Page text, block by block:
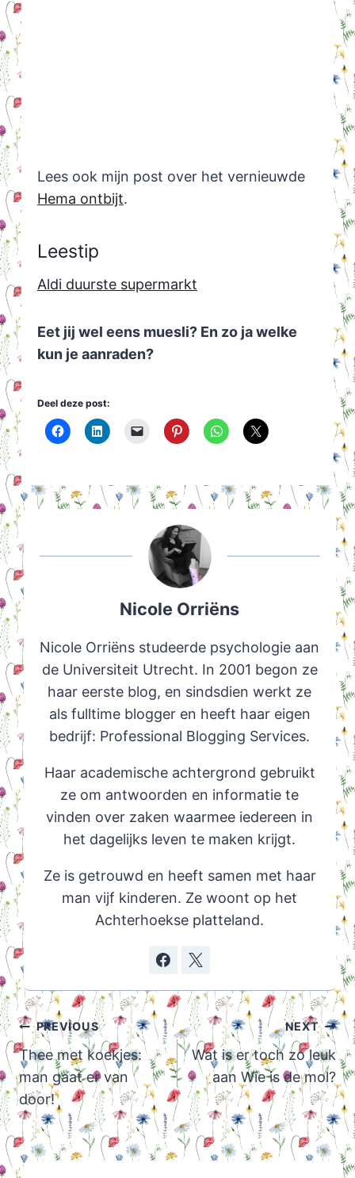
Lees ook mijn post over het vernieuwde
Hema ontbijt.
Leestip
Aldi duurste supermarkt
Eet jij wel eens muesli? En zo ja welke
kun je aanraden?
Deel deze post:
Nicole Orriëns
Nicole Orriëns studeerde psychologie aan
de Universiteit Utrecht. In 2001 begon ze
haar eerste blog, en sindsdien werkt ze
als fulltime blogger en heeft haar eigen
bedrijf: Professional Blogging Services.
Haar academische achtergrond gebruikt
ze om antwoorden en informatie te
vinden over zaken waarmee iedereen in
het dagelijks leven te maken krijgt.
Ze is getrouwd en heeft samen met haar
man vijf kinderen. Ze woont op het
Achterhoekse platteland.
Post
navigation
PREVIOUS
Thee met koekjes:
man gaat er van
door!
NEXT
Wat is er toch zo leuk
aan Wie is de mol?